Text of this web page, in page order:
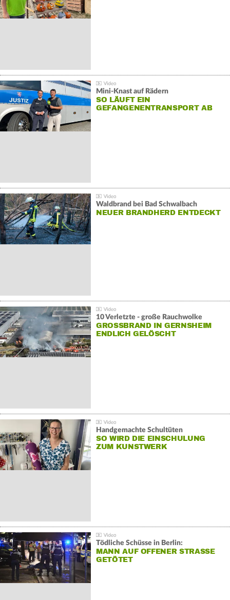
Mini-Knast auf Rädern
SO LÄUFT EIN
GEFANGENENTRANSPORT AB
Waldbrand bei Bad Schwalbach
NEUER BRANDHERD ENTDECKT
10 Verletzte - große Rauchwolke
GROSSBRAND IN GERNSHEIM E
NDLICH GELÖSCHT
Handgemachte Schultüten
SO WIRD DIE EINSCHULUNG
ZUM KUNSTWERK
Tödliche Schüsse in Berlin:
MANN AUF OFFENER STRASSE G
ETÖTET